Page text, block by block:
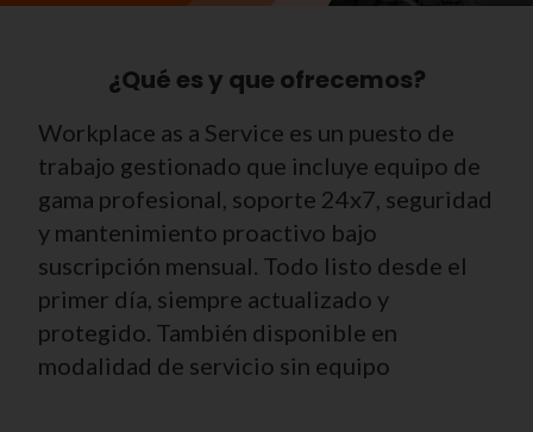
¿Qué es y que ofrecemos?
Workplace as a Service es un puesto de
trabajo gestionado que incluye equipo de
gama profesional, soporte 24x7, seguridad
y mantenimiento proactivo bajo
suscripción mensual. Todo listo desde el
primer día, siempre actualizado y
protegido. También disponible en
modalidad de servicio sin equipo